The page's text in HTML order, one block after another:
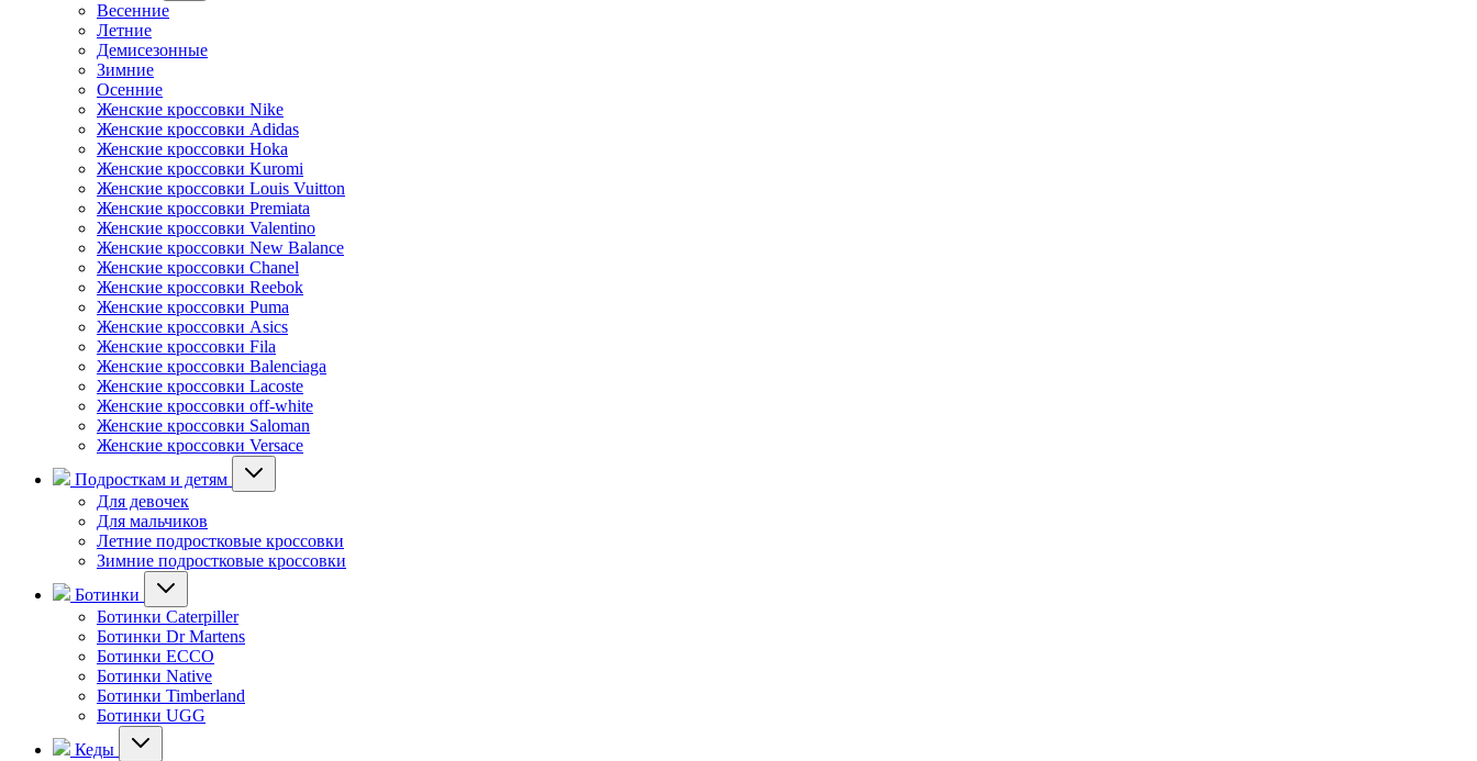
Весенние
Летние
Демисезонные
Зимние
Осенние
Женские кроссовки Nike
Женские кроссовки Adidas
Женские кроссовки Hoka
Женские кроссовки Kuromi
Женские кроссовки Louis Vuitton
Женские кроссовки Premiata
Женские кроссовки Valentino
Женские кроссовки New Balance
Женские кроссовки Chanel
Женские кроссовки Reebok
Женские кроссовки Puma
Женские кроссовки Asics
Женские кроссовки Fila
Женские кроссовки Balenciaga
Женские кроссовки Lacoste
Женские кроссовки off-white
Женские кроссовки Saloman
Женские кроссовки Versace
Подросткам и детям
Для девочек
Для мальчиков
Летние подростковые кроссовки
Зимние подростковые кроссовки
Ботинки
Ботинки Caterpiller
Ботинки Dr Martens
Ботинки ECCO
Ботинки Native
Ботинки Timberland
Ботинки UGG
Кеды